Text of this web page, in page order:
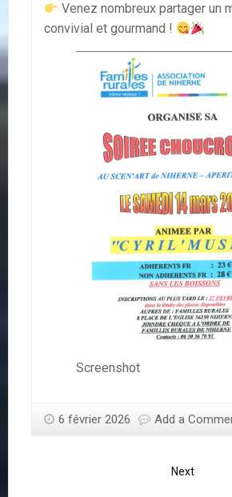
Venez nombreux partager un
convivial et gourmand !
Screenshot
6 février 2026 Add a
Next